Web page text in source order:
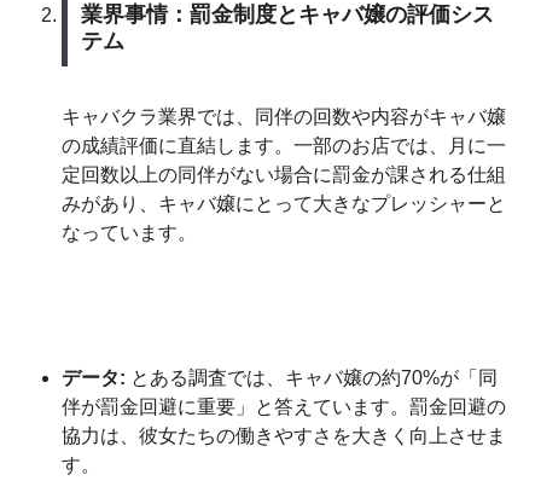
業界事情：罰金制度とキャバ嬢の評価シス
テム
キャバクラ業界では、同伴の回数や内容がキャバ嬢
の成績評価に直結します。一部のお店では、月に一
定回数以上の同伴がない場合に罰金が課される仕組
みがあり、キャバ嬢にとって大きなプレッシャーと
なっています。
データ: とある調査では、キャバ嬢の約70%が「同
伴が罰金回避に重要」と答えています。罰金回避の
協力は、彼女たちの働きやすさを大きく向上させま
す。